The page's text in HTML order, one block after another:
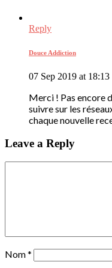
Reply
Douce Addiction
07 Sep 2019 at 18:13
Merci ! Pas encore
suivre sur les
chaque nouvelle
Leave a Reply
Nom*